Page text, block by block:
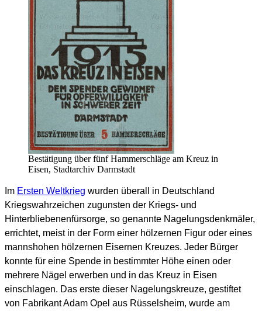
Bestätigung über fünf Hammerschläge am Kreuz in
Eisen, Stadtarchiv Darmstadt
Im Ersten Weltkrieg wurden überall in Deutschland
Kriegswahrzeichen zugunsten der Kriegs- und
Hinterbliebenenfürsorge, so genannte Nagelungsdenkmäler,
errichtet, meist in der Form einer hölzernen Figur oder eines
mannshohen hölzernen Eisernen Kreuzes. Jeder Bürger
konnte für eine Spende in bestimmter Höhe einen oder
mehrere Nägel erwerben und in das Kreuz in Eisen
einschlagen. Das erste dieser Nagelungskreuze, gestiftet
von Fabrikant Adam Opel aus Rüsselsheim, wurde am